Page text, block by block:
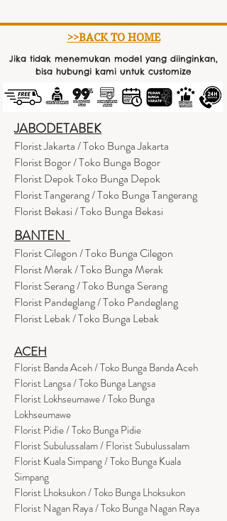
>>BACK TO HOME
Jika tidak menemukan model yang diinginkan,
bisa hubungi kami untuk customize
JABODETABEK
Florist Jakarta / Toko Bunga Jakarta
Florist Bogor / Toko Bunga Bogor
Florist Depok Toko Bunga Depok
Florist Tangerang / Toko Bunga Tangerang
Florist Bekasi / Toko Bunga Bekasi
BANTEN
Florist Cilegon / Toko Bunga Cilegon
Florist Merak / Toko Bunga Merak
Florist Serang / Toko Bunga Serang
Florist Pandeglang / Toko Pandeglang
Florist Lebak / Toko Bunga Lebak
ACEH
Florist Banda Aceh / Toko Bunga Banda Aceh
Florist Langsa / Toko Bunga Langsa
Florist Lokhseumawe / Toko Bunga
Lokhseumawe
Florist Pidie / Toko Bunga Pidie
Florist Subulussalam / Florist Subulussalam
Florist Kuala Simpang / Toko Bunga Kuala
Simpang
Florist Lhoksukon / Toko Bunga Lhoksukon
Florist Nagan Raya / Toko Bunga Nagan Raya